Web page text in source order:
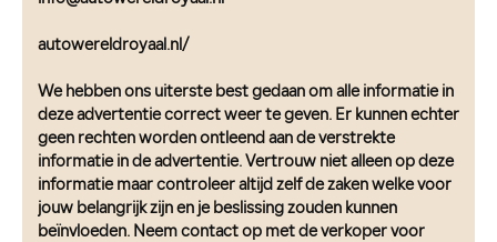
autowereldroyaal.nl/
We hebben ons uiterste best gedaan om alle informatie in
deze advertentie correct weer te geven. Er kunnen echter
geen rechten worden ontleend aan de verstrekte
informatie in de advertentie. Vertrouw niet alleen op deze
informatie maar controleer altijd zelf de zaken welke voor
jouw belangrijk zijn en je beslissing zouden kunnen
beïnvloeden. Neem contact op met de verkoper voor